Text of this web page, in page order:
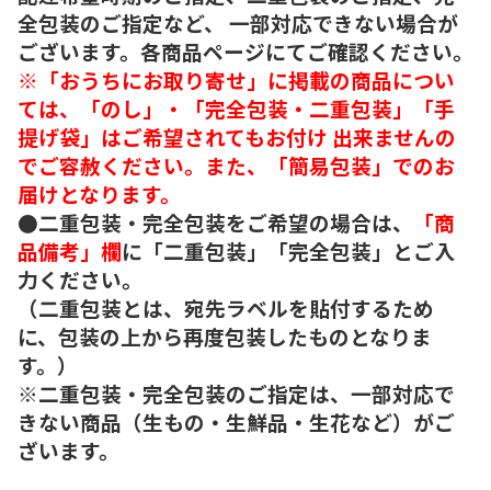
全包装のご指定など、 一部対応できない場合が
ございます。各商品ページにてご確認ください。
※「おうちにお取り寄せ」に掲載の商品につい
ては、「のし」・「完全包装・二重包装」「手
提げ袋」はご希望されてもお付け 出来ませんの
でご容赦ください。また、「簡易包装」でのお
届けとなります。
●二重包装・完全包装をご希望の場合は、
「商
品備考」欄に「二重包装」「完全包装」とご入
力ください。
（二重包装とは、宛先ラベルを貼付するため
に、包装の上から再度包装したものとなりま
す。）
※二重包装・完全包装のご指定は、一部対応で
きない商品（生もの・生鮮品・生花など）がご
ざいます。